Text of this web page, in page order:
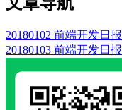
20180102 前端开发日报
20180103 前端开发日报